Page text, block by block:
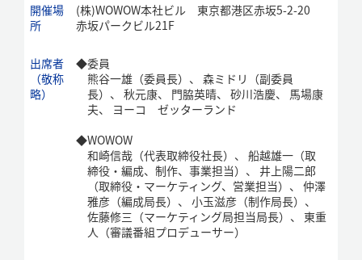
開催場
所
(株)WOWOW本社ビル 東京都港区赤坂5-2-20
赤坂パークビル21F
出席者
（敬称
略）
◆委員
熊谷一雄（委員長）、 森ミドリ（副委員
長）、 秋元康、 門脇英晴、 砂川浩慶、 馬場康
夫、 ヨーコ ゼッターランド
◆WOWOW
和崎信哉（代表取締役社長）、 船越雄一（取
締役・編成、制作、事業担当）、 井上陽二郎
（取締役・マーケティング、営業担当）、 仲澤
雅彦（編成局長）、 小玉滋彦（制作局長）、
佐藤修三（マーケティング局担当局長）、 東重
人（審議番組プロデューサー）